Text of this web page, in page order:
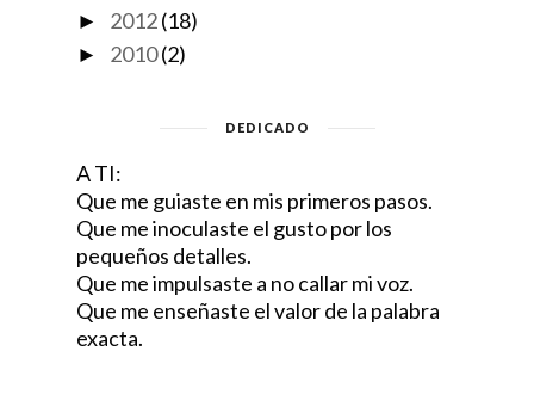
► 2012(18)
► 2010(2)
DEDICADO
A TI:
Que me guiaste en mis primeros pasos.
Que me inoculaste el gusto por los
pequeños detalles.
Que me impulsaste a no callar mi voz.
Que me enseñaste el valor de la palabra
exacta.